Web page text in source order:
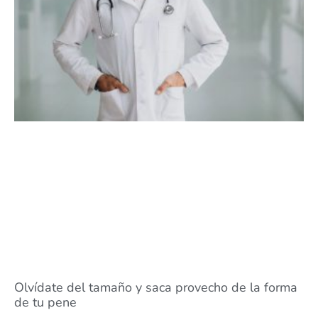
Olvídate del tamaño y saca provecho de la forma
de tu pene